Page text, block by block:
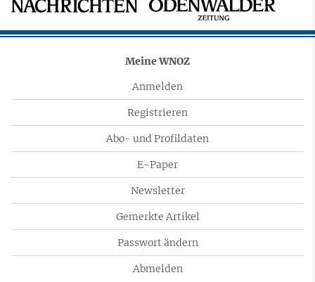
Meine WNOZ
Anmelden
Registrieren
Abo- und Profildaten
E-Paper
Newsletter
Gemerkte Artikel
Passwort ändern
Abmelden